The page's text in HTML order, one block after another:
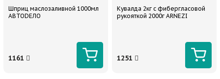
Шприц маслозаливной 1000мл
АВТОDЕЛО
1161
Кувалда 2кг с фибергласовой
рукояткой 2000г ARNEZI
1251